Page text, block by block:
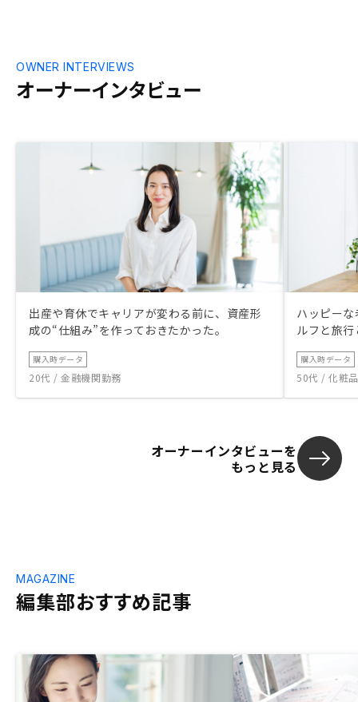
オーナーインタビュー
OWNER INTERVIEWS
出産や育休でキャリアが変わる前に、資産形
成の“仕組み”を作っておきたかった。
購入時データ
20代 / 金融機関勤務
ハッピー
ルフと旅
購入時データ
50代 / 化粧
オーナーインタビューを
もっと見る
編集部おすすめ記事
MAGAZINE